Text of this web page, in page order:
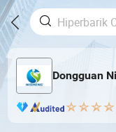
Dongguan